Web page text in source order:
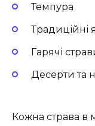
Темпура
Традиційні
Гарячі
Десерти та
Кожна страва в